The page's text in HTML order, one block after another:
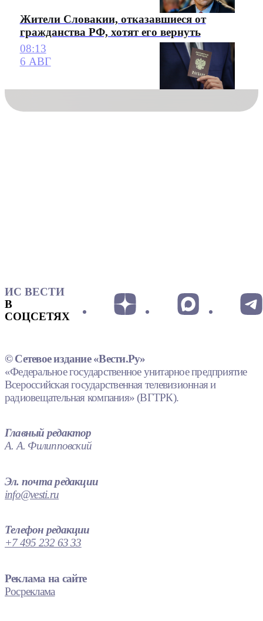
Жители Словакии, отказавшиеся от
гражданства РФ, хотят его вернуть
08:13
6 АВГ
ИС ВЕСТИ
В
СОЦСЕТЯХ
© Сетевое издание «Вести.Ру»
«Федеральное государственное унитарное предприятие
Всероссийская государственная телевизионная и
радиовещательная компания» (ВГТРК).
Главный редактор
А. А. Филипповский
Эл. почта редакции
info@vesti.ru
Телефон редакции
+7 495 232 63 33
Реклама на сайте
Росреклама